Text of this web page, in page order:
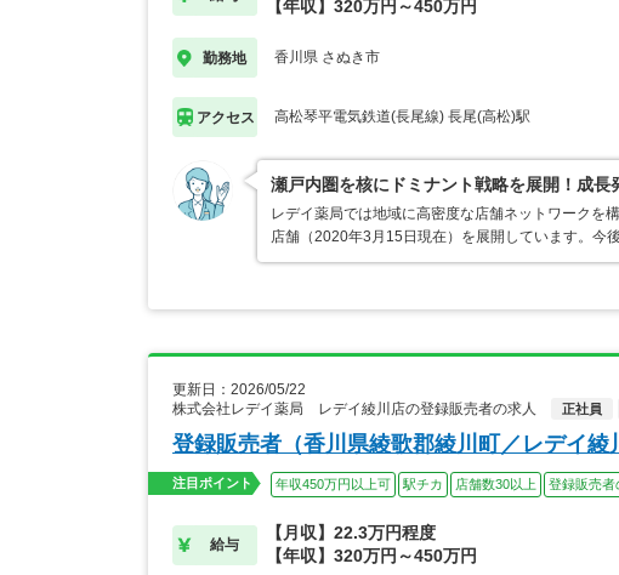
【年収】320万円～450万円
勤務地 香川県 さぬき市
アクセス 高松琴平電気鉄道(長尾線) 長尾(高松)駅
瀬戸内圏を核にドミナント戦略を展開！成長
レデイ薬局では地域に高密度な店舗ネットワークを
店舗（2020年3月15日現在）を展開しています。今
更新日：2026/05/22
株式会社レデイ薬局 レデイ綾川店の登録販売者の求人
正社員
登録販売者（香川県綾歌郡綾川町／レデイ綾
注目ポイント 年収450万円以上可 駅チカ 店舗数30以上 登録販売者
給与
【月収】22.3万円程度
【年収】320万円～450万円